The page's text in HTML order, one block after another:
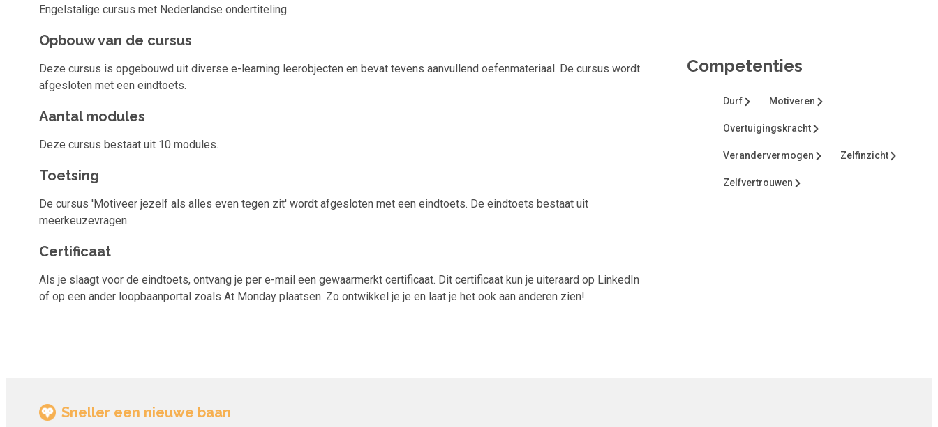
Engelstalige cursus met Nederlandse ondertiteling.
Opbouw van de cursus
Deze cursus is opgebouwd uit diverse e-learning leerobjecten en bevat tevens aanvullend oefenmateriaal. De cursus wordt
afgesloten met een eindtoets.
Aantal modules
Deze cursus bestaat uit 10 modules.
Toetsing
De cursus 'Motiveer jezelf als alles even tegen zit' wordt afgesloten met een eindtoets. De eindtoets bestaat uit
meerkeuzevragen.
Certificaat
Als je slaagt voor de eindtoets, ontvang je per e-mail een gewaarmerkt certificaat. Dit certificaat kun je uiteraard op LinkedIn
of op een ander loopbaanportal zoals At Monday plaatsen. Zo ontwikkel je je en laat je het ook aan anderen zien!
Competenties
Durf Motiveren
Overtuigingskracht
Verandervermogen Zelfinzicht
Zelfvertrouwen
Sneller een nieuwe baan